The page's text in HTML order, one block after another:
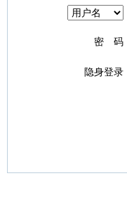
密 码
隐身登录